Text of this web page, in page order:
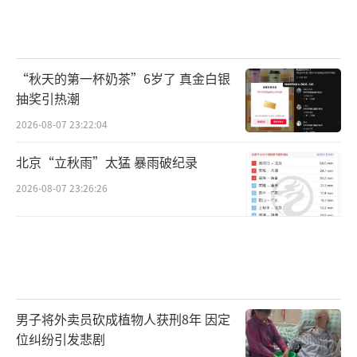
“秋天的第一杯奶茶”6岁了 真金白银
抽奖引热潮
2026-08-07 23:22:04
北京“立秋雨”太猛 暴雨破纪录
2026-08-07 23:26:26
男子将外卖员砍成植物人获刑8年 因定
位纠纷引发悲剧